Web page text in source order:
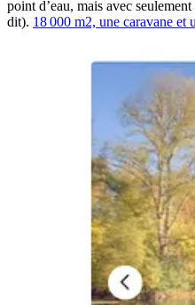
point d’eau, mais avec
dit). 18 000 m2, une caravane et